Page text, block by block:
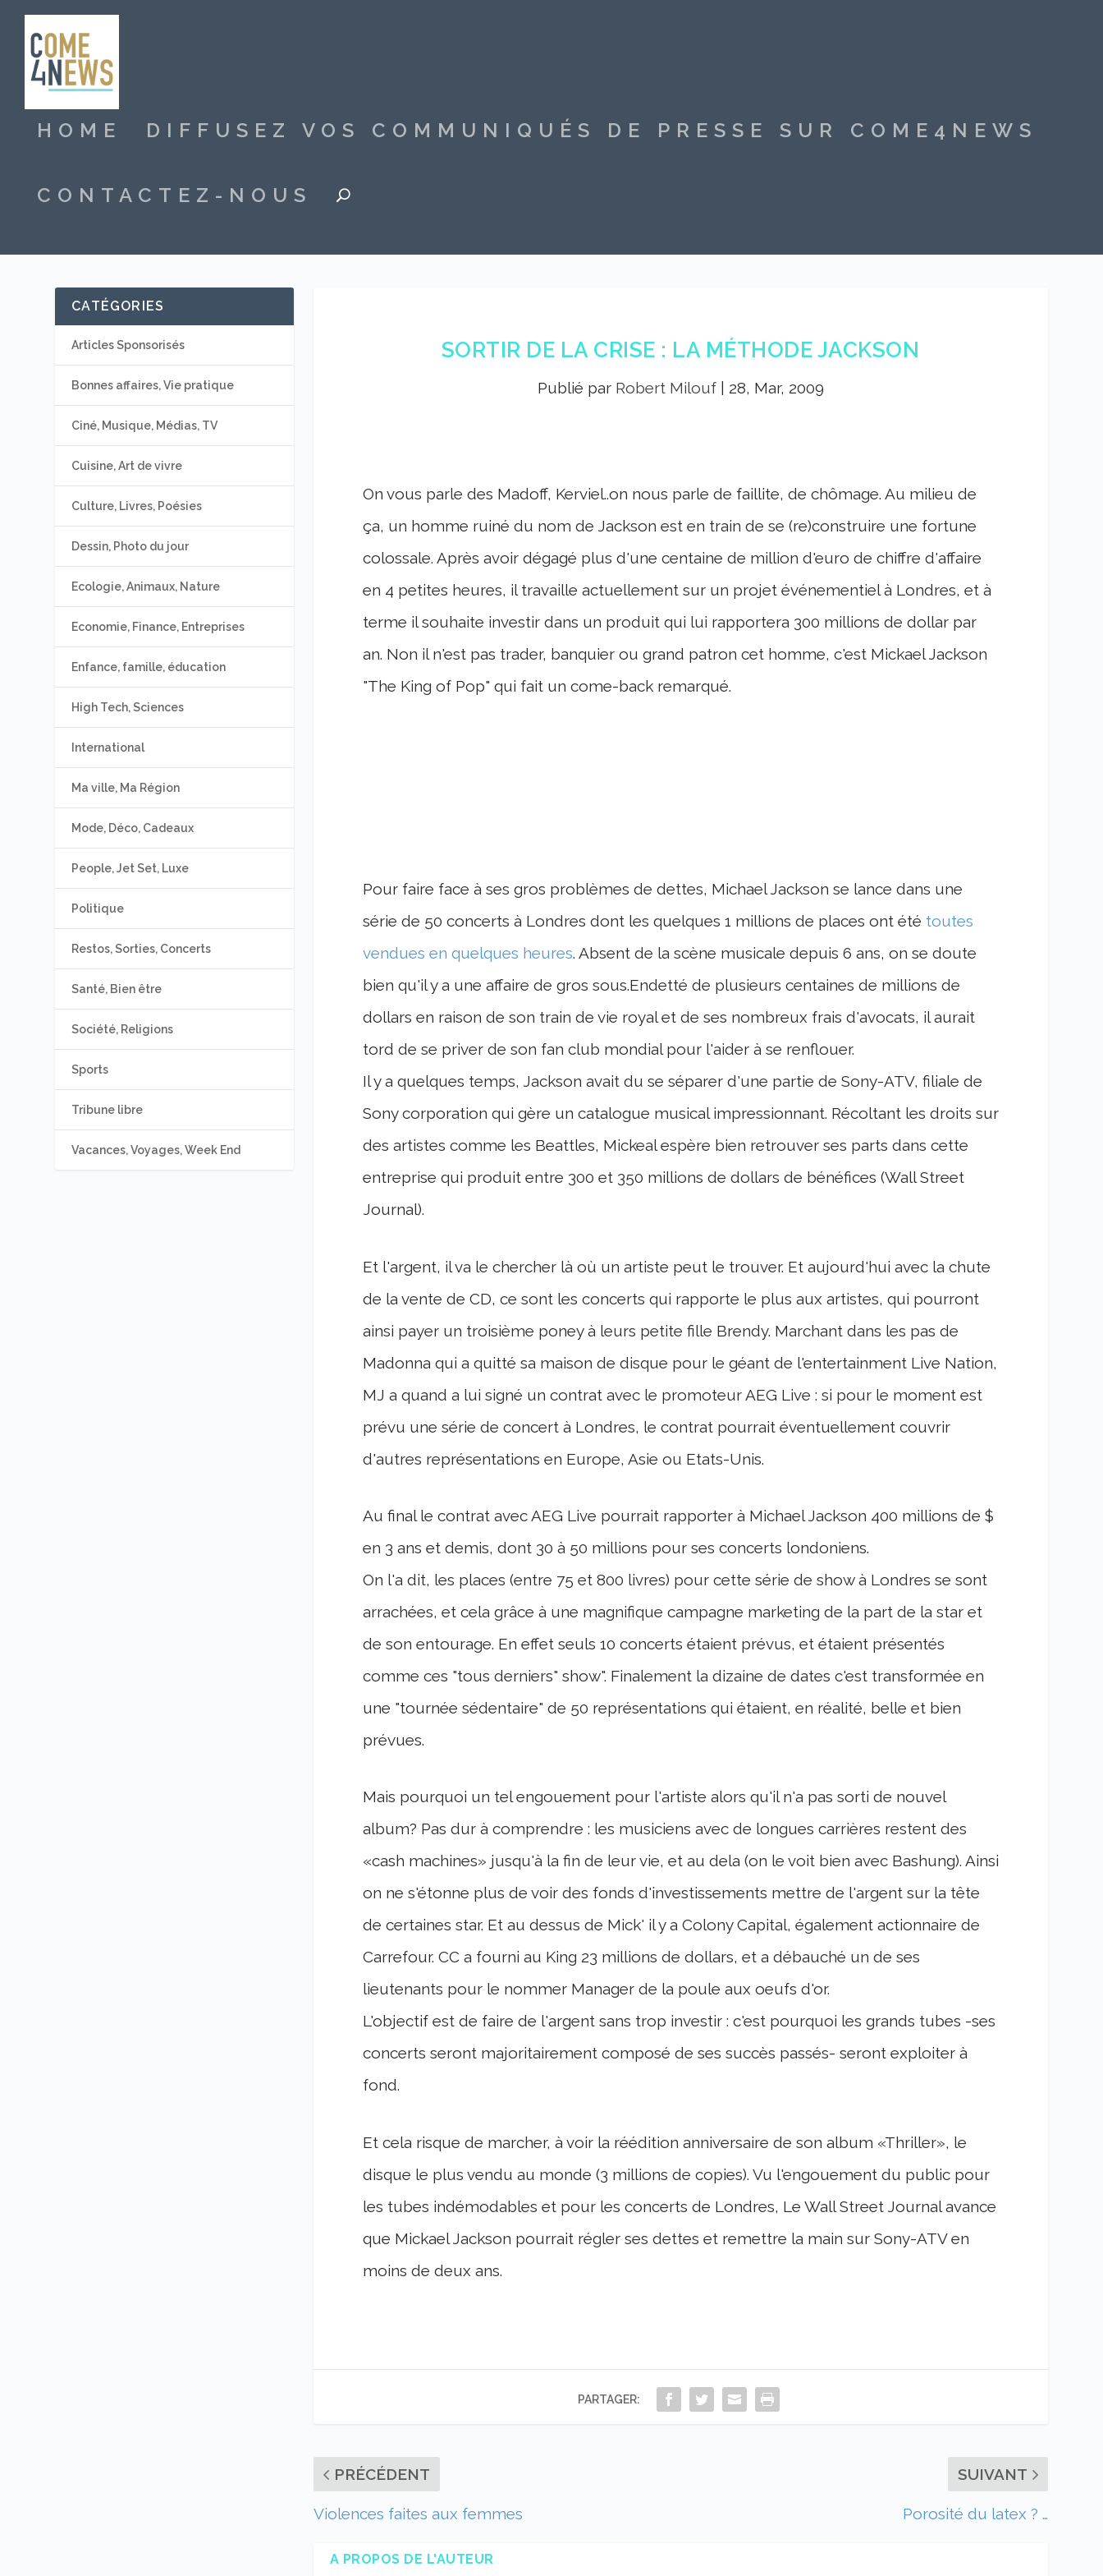
HOME DIFFUSEZ VOS COMMUNIQUÉS DE PRESSE SUR COME4NEWS
CONTACTEZ-NOUS
SORTIR DE LA CRISE : LA MÉTHODE JACKSON
Publié par Robert Milouf| 28, Mar, 2009
On vous parle des Madoff, Kerviel..on nous parle de faillite, de chômage. Au milieu de
ça, un homme ruiné du nom de Jackson est en train de se (re)construire une fortune
colossale. Après avoir dégagé plus d'une centaine de million d'euro de chiffre d'affaire
en 4 petites heures, il travaille actuellement sur un projet événementiel à Londres, et à
terme il souhaite investir dans un produit qui lui rapportera 300 millions de dollar par
an. Non il n'est pas trader, banquier ou grand patron cet homme, c'est Mickael Jackson
"The King of Pop" qui fait un come-back remarqué.
Pour faire face à ses gros problèmes de dettes, Michael Jackson se lance dans une
série de 50 concerts à Londres dont les quelques 1 millions de places ont été toutes
vendues en quelques heures. Absent de la scène musicale depuis 6 ans, on se doute
bien qu'il y a une affaire de gros sous.Endetté de plusieurs centaines de millions de
dollars en raison de son train de vie royal et de ses nombreux frais d'avocats, il aurait
tord de se priver de son fan club mondial pour l'aider à se renflouer.
Il y a quelques temps, Jackson avait du se séparer d'une partie de Sony-ATV, filiale de
Sony corporation qui gère un catalogue musical impressionnant. Récoltant les droits sur
des artistes comme les Beattles, Mickeal espère bien retrouver ses parts dans cette
entreprise qui produit entre 300 et 350 millions de dollars de bénéfices (Wall Street
Journal).
Et l'argent, il va le chercher là où un artiste peut le trouver. Et aujourd'hui avec la chute
de la vente de CD, ce sont les concerts qui rapporte le plus aux artistes, qui pourront
ainsi payer un troisième poney à leurs petite fille Brendy. Marchant dans les pas de
Madonna qui a quitté sa maison de disque pour le géant de l'entertainment Live Nation,
MJ a quand a lui signé un contrat avec le promoteur AEG Live : si pour le moment est
prévu une série de concert à Londres, le contrat pourrait éventuellement couvrir
d'autres représentations en Europe, Asie ou Etats-Unis.
Au final le contrat avec AEG Live pourrait rapporter à Michael Jackson 400 millions de $
en 3 ans et demis, dont 30 à 50 millions pour ses concerts londoniens.
On l'a dit, les places (entre 75 et 800 livres) pour cette série de show à Londres se sont
arrachées, et cela grâce à une magnifique campagne marketing de la part de la star et
de son entourage. En effet seuls 10 concerts étaient prévus, et étaient présentés
comme ces "tous derniers" show". Finalement la dizaine de dates c'est transformée en
une "tournée sédentaire" de 50 représentations qui étaient, en réalité, belle et bien
prévues.
Mais pourquoi un tel engouement pour l'artiste alors qu'il n'a pas sorti de nouvel
album? Pas dur à comprendre : les musiciens avec de longues carrières restent des
«cash machines» jusqu'à la fin de leur vie, et au dela (on le voit bien avec Bashung). Ainsi
on ne s'étonne plus de voir des fonds d'investissements mettre de l'argent sur la tête
de certaines star. Et au dessus de Mick' il y a Colony Capital, également actionnaire de
Carrefour. CC a fourni au King 23 millions de dollars, et a débauché un de ses
lieutenants pour le nommer Manager de la poule aux oeufs d'or.
L'objectif est de faire de l'argent sans trop investir : c'est pourquoi les grands tubes -ses
concerts seront majoritairement composé de ses succès passés- seront exploiter à
fond.
Et cela risque de marcher, à voir la réédition anniversaire de son album «Thriller», le
disque le plus vendu au monde (3 millions de copies). Vu l'engouement du public pour
les tubes indémodables et pour les concerts de Londres, Le Wall Street Journal avance
que Mickael Jackson pourrait régler ses dettes et remettre la main sur Sony-ATV en
moins de deux ans.
PARTAGER:
PRÉCÉDENT
Violences faites aux femmes
SUIVANT
Porosité du latex ? …
A PROPOS DE L'AUTEUR
CATÉGORIES
Articles Sponsorisés
Bonnes affaires, Vie pratique
Ciné, Musique, Médias, TV
Cuisine, Art de vivre
Culture, Livres, Poésies
Dessin, Photo du jour
Ecologie, Animaux, Nature
Economie, Finance, Entreprises
Enfance, famille, éducation
High Tech, Sciences
International
Ma ville, Ma Région
Mode, Déco, Cadeaux
People, Jet Set, Luxe
Politique
Restos, Sorties, Concerts
Santé, Bien être
Société, Religions
Sports
Tribune libre
Vacances, Voyages, Week End